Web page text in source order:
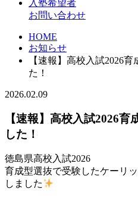
入塾希望者
お問い合わせ
HOME
お知らせ
【速報】高校入試2026
た！
2026.02.09
【速報】高校入試2026育
した！
徳島県高校入試2026
育成型選抜で受験したケーリ
しました